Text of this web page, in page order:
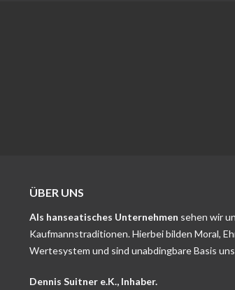
ÜBER UNS
Als hanseatisches Unternehmen sehen wir
Kaufmannstraditionen. Hierbei bilden Moral,
Wertesystem und sind unabdingbare Basis
Dennis Suitner e.K., Inhaber.